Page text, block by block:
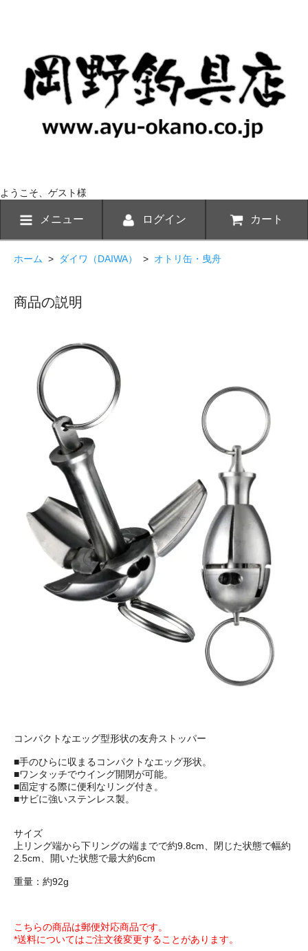
ようこそ、ゲスト様
メニュー ログイン カート
ホーム > ダイワ（DAIWA） > オトリ缶・曳舟
商品の説明
コンパクトなエッグ型形状の友舟ストッパー
■手のひらに収まるコンパクトなエッグ形状。
■ワンタッチでウイング開閉が可能。
■固定する際に便利なリング付き。
■サビに強いステンレス製。
サイズ
上リング端から下リングの端までで約9.8cm、閉じた状態で幅約
2.5cm、開いた状態で最大約6cm
重量：約92g
こちらの商品は郵便対応商品です。
*送料についてはご注文後変更することがあります。